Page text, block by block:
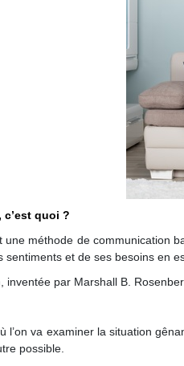
quoi ?
méthode de communication
et de ses besoins en
par Marshall B.
l’on va examiner la situation
possible.